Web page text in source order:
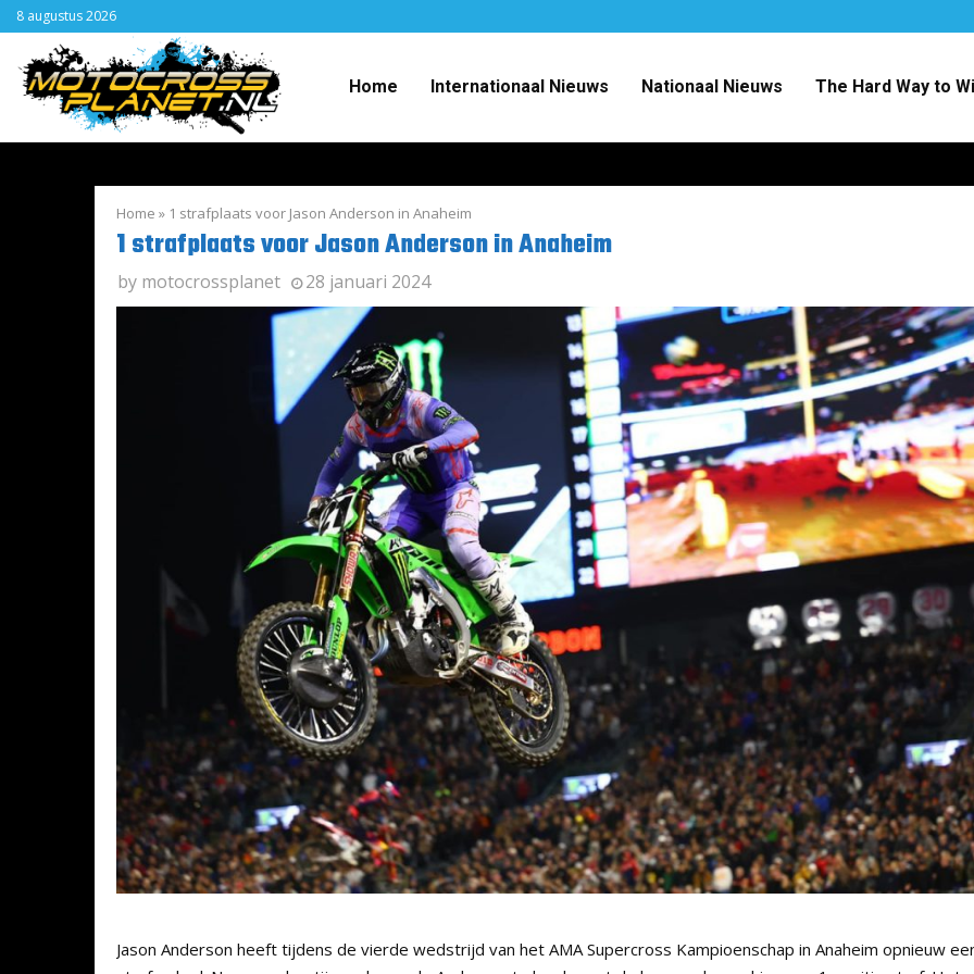
8 augustus 2026
Home Internationaal Nieuws Nationaal Nieuws The Hard Way to
Home » 1 strafplaats voor Jason Anderson in Anaheim
1 strafplaats voor Jason Anderson in Anaheim
by motocrossplanet 28 januari 2024
Jason Anderson heeft tijdens de vierde wedstrijd van het AMA Supercross Kampioenschap in Anaheim opnieuw